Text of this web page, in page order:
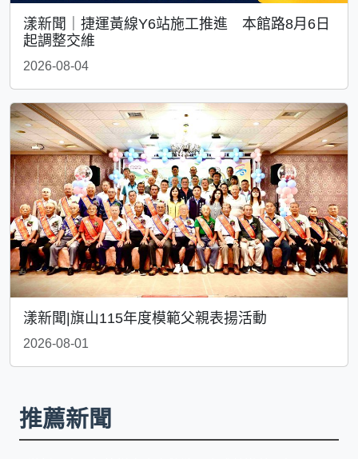
漾新聞｜捷運黃線Y6站施工推進 本館路8月6日
起調整交維
2026-08-04
漾新聞|旗山115年度模範父親表揚活動
2026-08-01
推薦新聞